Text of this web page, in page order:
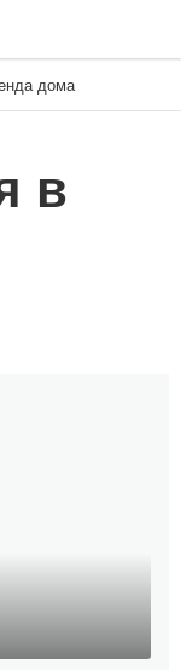
дома
в